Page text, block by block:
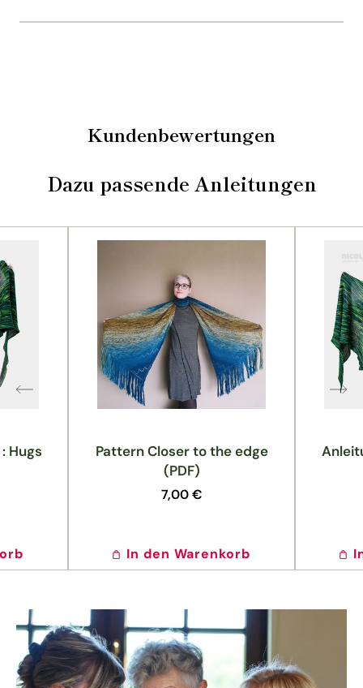
Kundenbewertungen
Dazu passende Anleitungen
Hugs
Pattern Closer to the edge
(PDF)
Normaler
7,00 €
In den Warenkorb